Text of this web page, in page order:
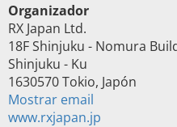
Organizador
RX Japan Ltd.
18F Shinjuku - Nomura
Shinjuku - Ku
1630570 Tokio, Japón
Mostrar email
www.rxjapan.jp